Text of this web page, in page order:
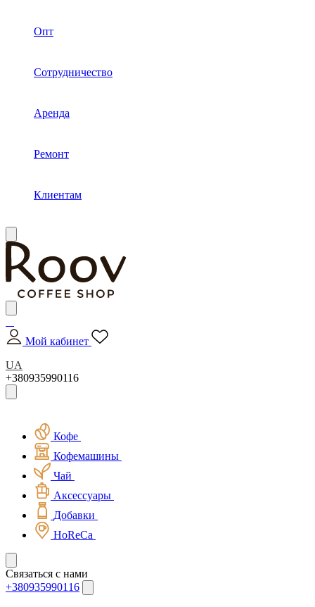
Опт
Сотрудничество
Аренда
Ремонт
Клиентам
Мой кабинет
UA
+380935990116
Кофе
Кофемашины
Чай
Аксессуары
Добавки
HoReCa
Связаться с нами
+380935990116